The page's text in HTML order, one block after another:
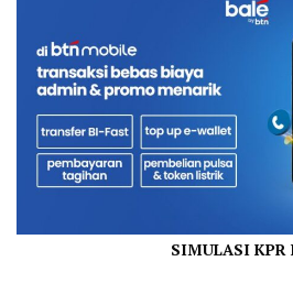
SIMULASI KPR